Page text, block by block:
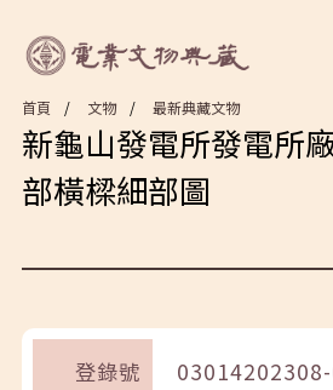
首頁 文物 最新典藏文物
新龜山發電所發電所
部橫樑細部圖
登錄號